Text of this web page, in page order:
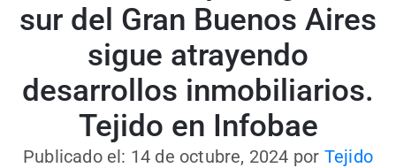
sur del Gran Buenos Aires
sigue atrayendo
desarrollos inmobiliarios.
Tejido en Infobae
Publicado el: 14 de octubre, 2024 por Tejido